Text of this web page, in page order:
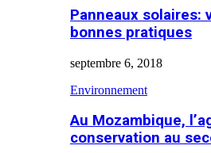
Panneaux solaires:
bonnes pratiques
septembre 6, 2018
Environnement
Au Mozambique,
conservation au